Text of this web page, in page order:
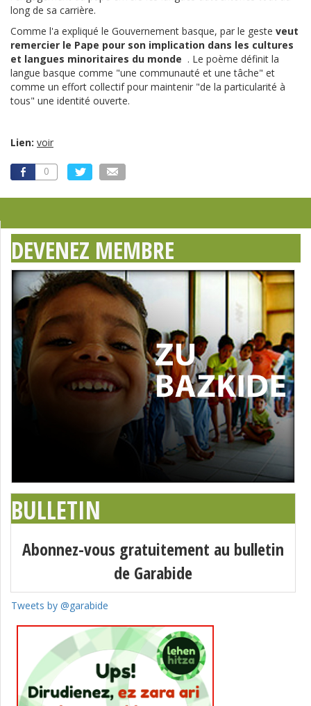
long de sa carrière.
Comme l'a expliqué le Gouvernement basque, par le geste veut
remercier le Pape pour son implication dans les cultures
et langues minoritaires du monde . Le poème définit la
langue basque comme "une communauté et une tâche" et
comme un effort collectif pour maintenir "de la particularité à
tous" une identité ouverte.
Lien: voir
0
DEVENEZ MEMBRE
BULLETIN
Abonnez-vous gratuitement au bulletin
de Garabide
Tweets by @garabide